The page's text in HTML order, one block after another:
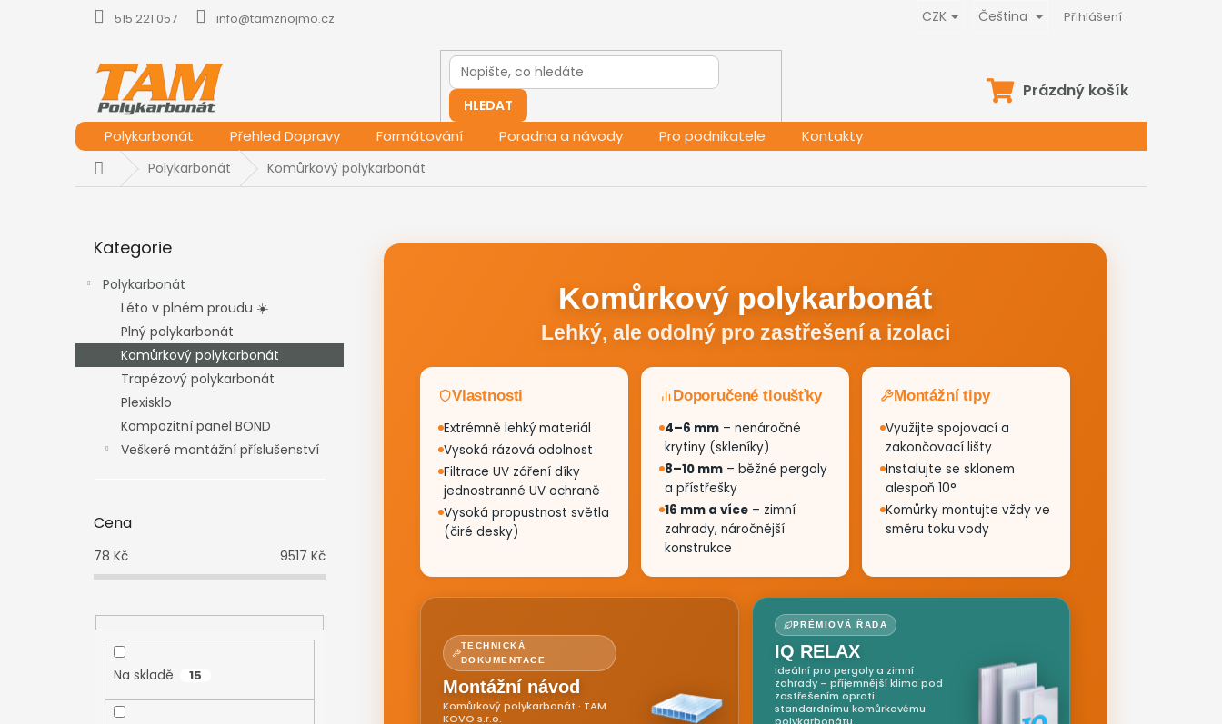
515 221 057 info@tamznojmo.cz CZK Čeština Přihlášení
HLEDAT
NÁKUPNÍ
Prázdný košík
Polykarbonát Přehled Dopravy Formátování Poradna a návody Pro podnikatele Kontakty
DomůPolykarbonát Komůrkový polykarbonát
kategorie
Kategorie
Polykarbonát
Léto v plném proudu ☀️
Plný polykarbonát
Komůrkový polykarbonát
Trapézový polykarbonát
Plexisklo
Kompozitní panel BOND
Veškeré montážní příslušenství
Cena
78 Kč 9517 Kč
Na skladě 15